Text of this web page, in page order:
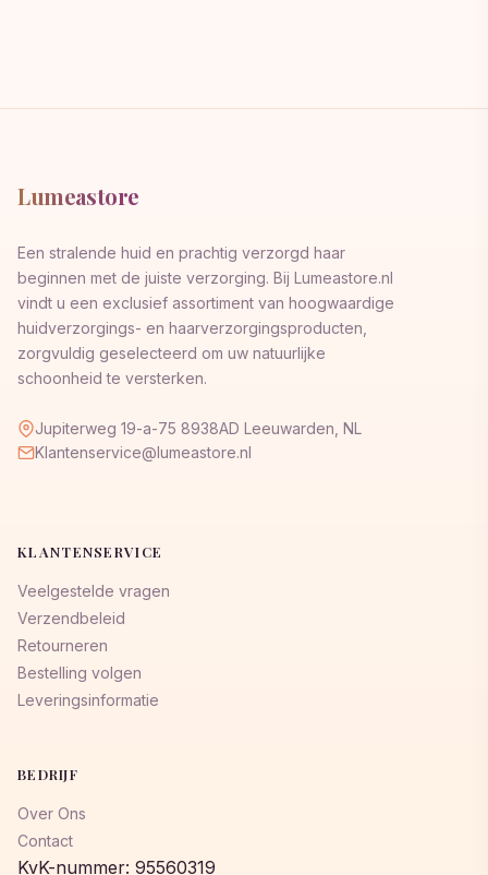
Lumeastore
Een stralende huid en prachtig verzorgd haar
beginnen met de juiste verzorging. Bij Lumeastore.nl
vindt u een exclusief assortiment van hoogwaardige
huidverzorgings- en haarverzorgingsproducten,
zorgvuldig geselecteerd om uw natuurlijke
schoonheid te versterken.
Jupiterweg 19-a-75 8938AD Leeuwarden, NL
Klantenservice@lumeastore.nl
KLANTENSERVICE
Veelgestelde vragen
Verzendbeleid
Retourneren
Bestelling volgen
Leveringsinformatie
BEDRIJF
Over Ons
Contact
KvK-nummer: 95560319